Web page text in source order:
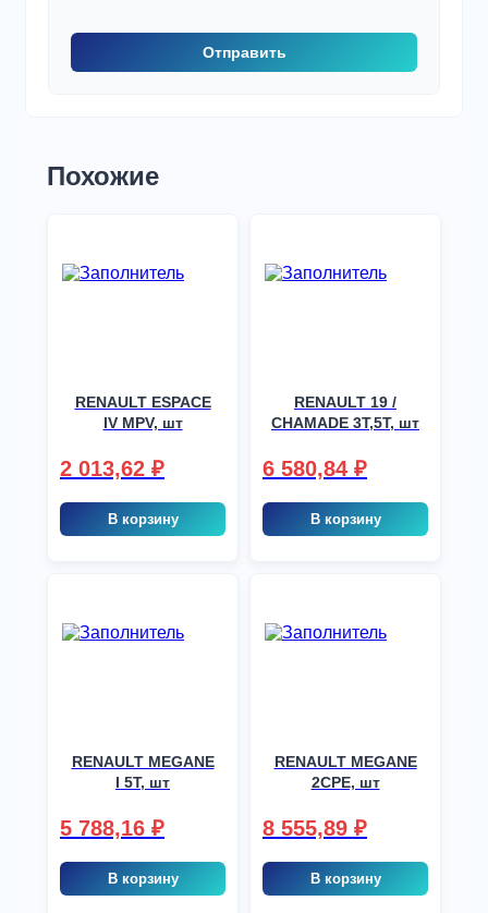
Похожие
RENAULT ESPACE
IV MPV, шт
2 013,62 ₽
В корзину
RENAULT 19 /
CHAMADE 3T,5T, шт
6 580,84 ₽
В корзину
RENAULT MEGANE
I 5T, шт
5 788,16 ₽
В корзину
RENAULT MEGANE
2CPE, шт
8 555,89 ₽
В корзину